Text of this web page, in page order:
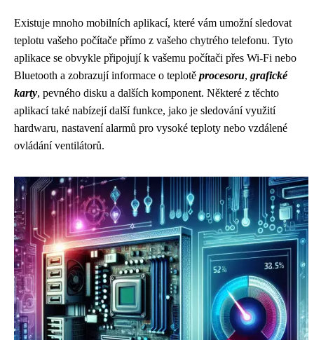
Existuje mnoho mobilních aplikací, které vám umožní sledovat
teplotu vašeho počítače přímo z vašeho chytrého telefonu. Tyto
aplikace se obvykle připojují k vašemu počítači přes Wi-Fi nebo
Bluetooth a zobrazují informace o teplotě procesoru, grafické
karty, pevného disku a dalších komponent. Některé z těchto
aplikací také nabízejí další funkce, jako je sledování využití
hardwaru, nastavení alarmů pro vysoké teploty nebo vzdálené
ovládání ventilátorů.